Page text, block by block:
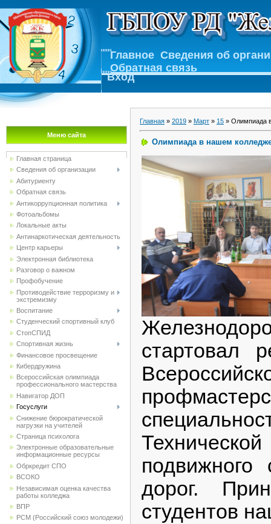
Главное Сведения об
Обратная связь
Вход
Меню сайта
Главная страница
Сведения об организации
Абитуриенту
Обратная связь
Антикоррупционная политика
Фотоальбомы
Локальные акты
Антинаркотическая деятельность
Центр карьеры
Электронная библиотека
Разговор о важном
Профобучение
Противодействие терроризму и
экстремизму
Воспитание
Студенческий спортивный клуб
CтопСПИД
Спортивная жизнь
Финансовое просвещение
Кибердружина
Всероссийская олимпиада
профессионального мастерства
Навигатор ДОП
Госуслуги
Снижение бюрократической
нагрузки на учителей
Страница психолога
Электронные образовательные
информационные ресурсы
Обркредит СПО
ВСОКО
Независимая оценка качества
работы колледжа
ВПР
РСМ (Российский союз молодежи)
Главная » 2019 » Март » 15 » Олимпиада
Олимпиада в нашем
стартовал
подвижного
дорог.
студентов